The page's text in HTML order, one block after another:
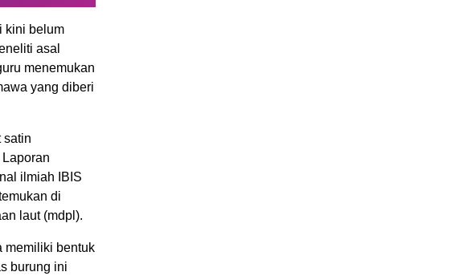
kini belum
asal
menemukan
yang diberi
satin
ilmiah IBIS
di
laut (mdpl).
memiliki bentuk
burung ini